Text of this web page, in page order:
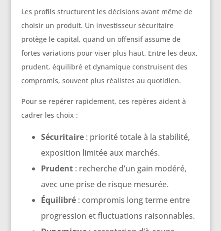
Les profils structurent les décisions avant même de
choisir un produit. Un investisseur sécuritaire
protège le capital, quand un offensif assume de
fortes variations pour viser plus haut. Entre les deux,
prudent, équilibré et dynamique construisent des
compromis, souvent plus réalistes au quotidien.
Pour se repérer rapidement, ces repères aident à
cadrer les choix :
Sécuritaire: priorité totale à la stabilité,
exposition limitée aux marchés.
Prudent: recherche d’un gain modéré,
avec une prise de risque mesurée.
Équilibré: compromis long terme entre
progression et fluctuations raisonnables.